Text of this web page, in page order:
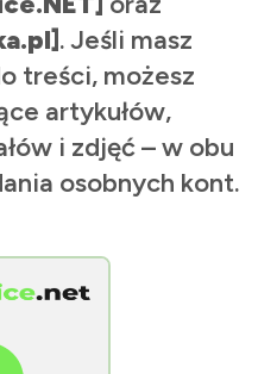
. Jeśli masz
treści, możesz
artykułów,
i zdjęć – w obu
osobnych kont.